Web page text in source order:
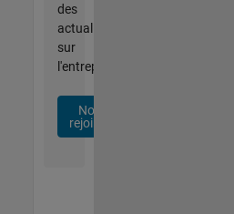
des
actualités
sur
l'entreprise.
Nous
rejoindre